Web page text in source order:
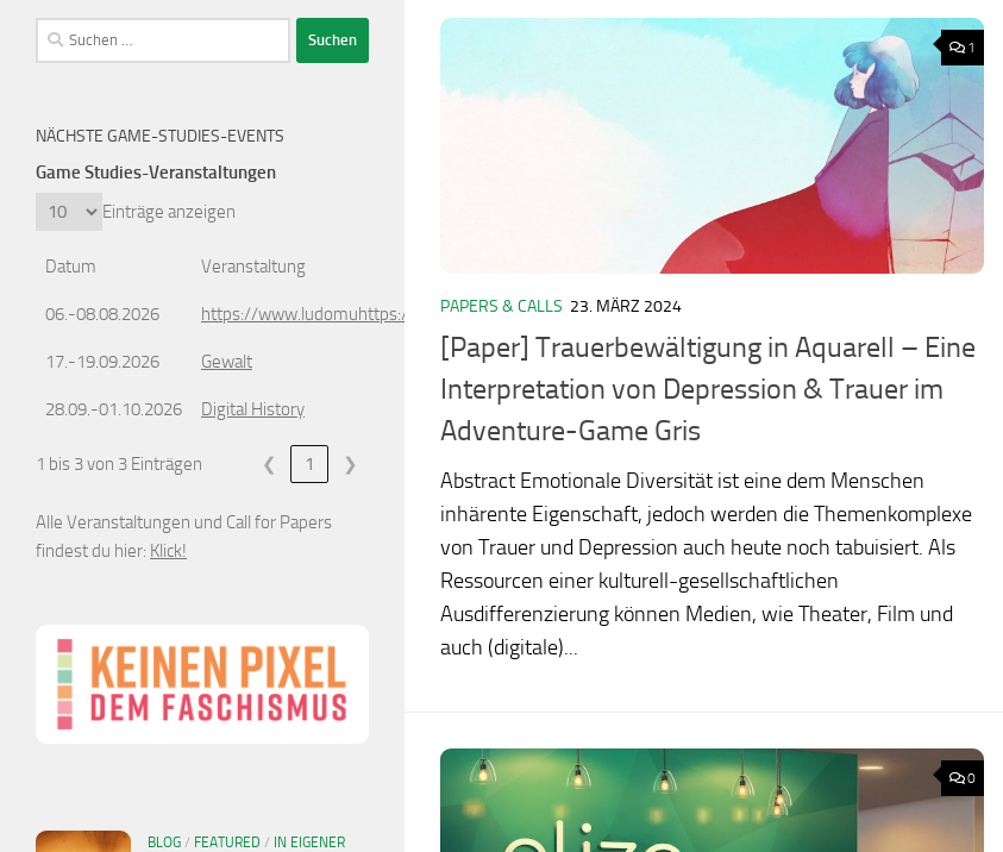
1
PAPERS & CALLS 23. MÄRZ 2024
[Paper] Trauerbewältigung in Aquarell – Eine
Interpretation von Depression & Trauer im
Adventure-Game Gris
Abstract Emotionale Diversität ist eine dem Menschen
inhärente Eigenschaft, jedoch werden die Themenkomplexe
von Trauer und Depression auch heute noch tabuisiert. Als
Ressourcen einer kulturell-gesellschaftlichen
Ausdifferenzierung können Medien, wie Theater, Film und
auch (digitale)...
0
Suchen
nach:
NÄCHSTE GAME-STUDIES-EVENTS
Game Studies-Veranstaltungen
Einträge anzeigen
Datum Veranstaltung
06.-08.08.2026 https://www.ludomuhttps://www.ludomusicology.org/ludo2026/
17.-19.09.2026 Gewalt
28.09.-01.10.2026 Digital History
1 bis 3 von 3 Einträgen ❮ 1 ❯
Alle Veranstaltungen und Call for Papers
findest du hier: Klick!
BLOG / FEATURED / IN EIGENER